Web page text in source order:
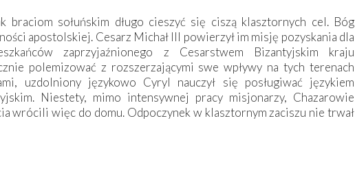
braciom sołuńskim długo cieszyć się ciszą klasztornych cel. Bóg
apostolskiej. Cesarz Michał III powierzył im misję pozyskania dla
zaprzyjaźnionego z Cesarstwem Bizantyjskim kraju
polemizować z rozszerzającymi swe wpływy na tych terenach
uzdolniony językowo Cyryl nauczył się posługiwać językiem
Niestety, mimo intensywnej pracy misjonarzy, Chazarowie
wrócili więc do domu. Odpoczynek w klasztornym zaciszu nie trwał